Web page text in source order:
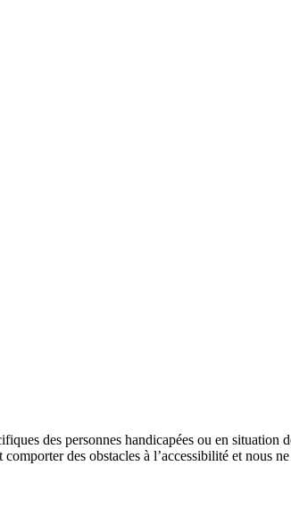
des personnes handicapées ou en situation
des obstacles à l’accessibilité et nous